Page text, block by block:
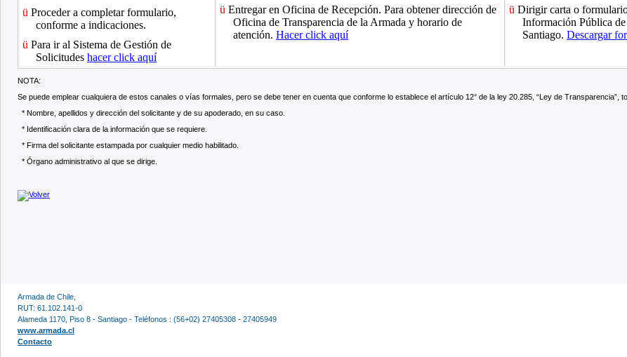
ü Proceder a completar formulario,
conforme a indicaciones.
ü Para ir al Sistema de Gestión de
Solicitudeshacer click aquí
ü Entregar en Oficina de Recepción. Para obtener dirección de
Oficina de Transparencia de la Armada y horario de
atención.Hacer click aquí
ü Dirigir carta o
Información Pública
Santiago.Descargar
NOTA:
Se puede emplear cualquiera de estos canales o vías formales, pero se debe tener en cuenta que conforme lo establece el artículo 12° de la ley 20.285, “Ley de Transparencia”,
* Nombre, apellidos y dirección del solicitante y de su apoderado, en su caso.
* Identificación clara de la información que se requiere.
* Firma del solicitante estampada por cualquier medio habilitado.
* Órgano administrativo al que se dirige.